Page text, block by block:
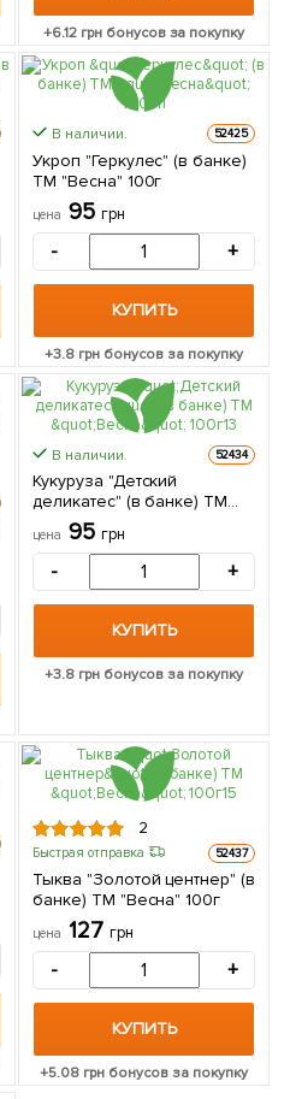
+6.12грн бонусов за покупку
В наличии. 52425
Укроп "Геркулес" (в банке)
ТМ "Весна" 100г
цена 95 грн
- +
КУПИТЬ
+3.8 грн бонусов за покупку
В наличии. 52434
Кукуруза "Детский
деликатес" (в банке) ТМ
"Весна" 100г
цена 95 грн
- +
КУПИТЬ
+3.8 грн бонусов за покупку
2
Быстрая отправка 52437
Тыква "Золотой центнер" (в
банке) ТМ "Весна" 100г
цена 127 грн
- +
КУПИТЬ
+5.08 грн бонусов за покупку